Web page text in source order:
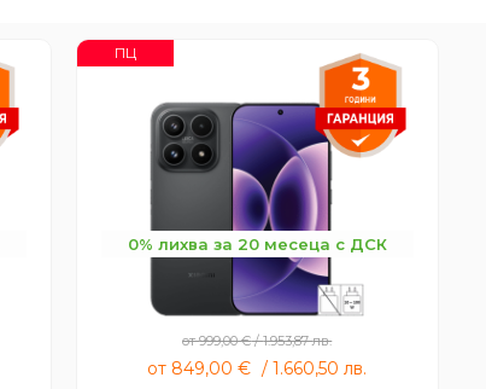
ПЦ
0% лихва за 20 месеца с ДСК
Xiaomi 17
от999,00€/1.953,87лв.
от 849,00€ /1.660,50лв.